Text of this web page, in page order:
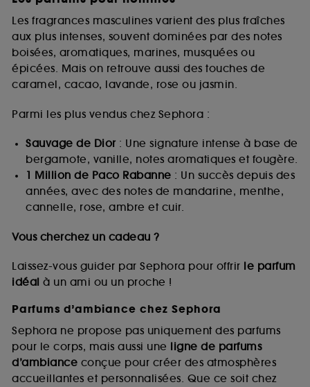
Les fragrances masculines varient des plus fraîches
aux plus intenses, souvent dominées par des notes
boisées, aromatiques, marines, musquées ou
épicées. Mais on retrouve aussi des touches de
caramel, cacao, lavande, rose ou jasmin.
Parmi les plus vendus chez Sephora :
Sauvage de Dior: Une signature intense à base de
bergamote, vanille, notes aromatiques et fougère.
1 Million de Paco Rabanne : Un succès depuis des
années, avec des notes de mandarine, menthe,
cannelle, rose, ambre et cuir.
Vous cherchez un cadeau ?
Laissez-vous guider par Sephora pour offrir le parfum
idéal à un ami ou un proche !
Parfums d’ambiance chez Sephora
Sephora ne propose pas uniquement des parfums
pour le corps, mais aussi une ligne de parfums
d’ambiance conçue pour créer des atmosphères
accueillantes et personnalisées. Que ce soit chez